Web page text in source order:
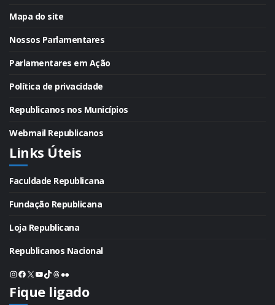
Mapa do site
Nossos Parlamentares
Parlamentares em Ação
Política de privacidade
Republicanos nos Municípios
Webmail Republicanos
Links Úteis
Faculdade Republicana
Fundação Republicana
Loja Republicana
Republicanos Nacional
Instagram
Facebook
X Youtube
TikTok
Threads
Flickr
Fique ligado